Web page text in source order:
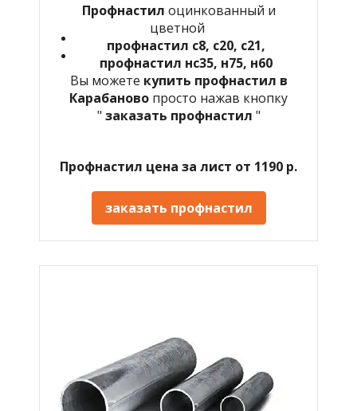
Профнастил оцинкованный и
цветной
профнастил с8, с20, с21,
профнастил нс35, н75, н60
Вы можете купить профнастил в
Карабаново просто нажав кнопку
" заказать профнастил "
Профнастил цена за лист от 1190 р.
заказать профнастил